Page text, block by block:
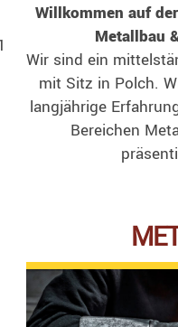
Willkommen auf
Metallbau
Wir sind ein
mit Sitz in Polch.
langjährige
Bereichen